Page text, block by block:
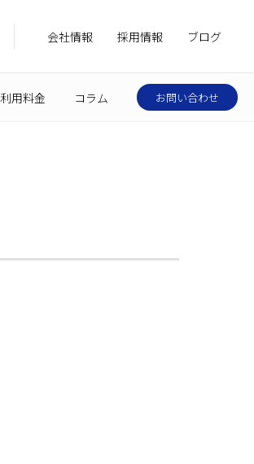
会社情報 採用情報 ブログ
利用料金 コラム お問い合わせ